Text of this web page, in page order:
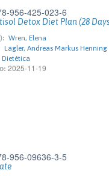
956-425-023-6
Detox Diet Plan (28
Wren, Elena
Lagler, Andreas Markus Henning
Dietética
2025-11-19
956-09636-3-5